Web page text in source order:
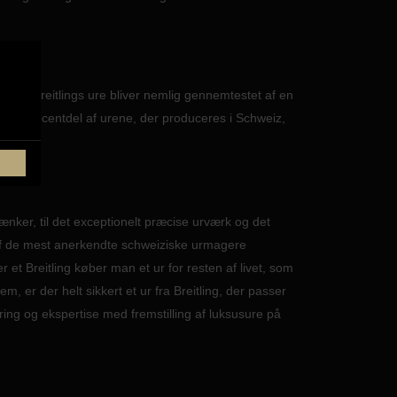
af Breitlings ure bliver nemlig gennemtestet af en
procentdel af urene, der produceres i Schweiz,
til det exceptionelt præcise urværk og det
mest anerkendte schweiziske urmagere
et Breitling køber man et ur for resten af livet, som
er der helt sikkert et ur fra Breitling, der passer
og ekspertise med fremstilling af luksusure på